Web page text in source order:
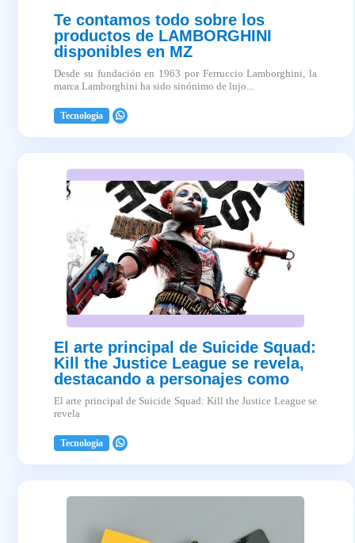
Te contamos todo sobre los
productos de LAMBORGHINI
disponibles en MZ
Desde su fundación en 1963 por Ferruccio Lamborghini, la
marca Lamborghini ha sido sinónimo de lujo...
Tecnologia
El arte principal de Suicide Squad:
Kill the Justice League se revela,
destacando a personajes como
Harley Qui...
El arte principal de Suicide Squad: Kill the Justice League se
revela
Tecnologia